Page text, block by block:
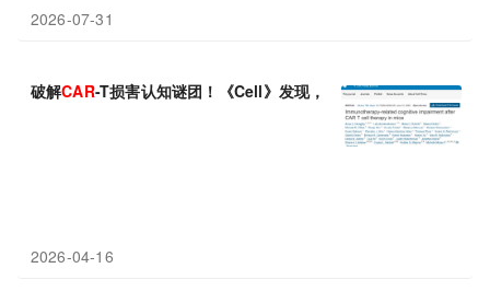
2026-07-31
破解CAR-T损害认知谜团！《Cell》发现， CAR-T细胞会诱发小
2026-04-16